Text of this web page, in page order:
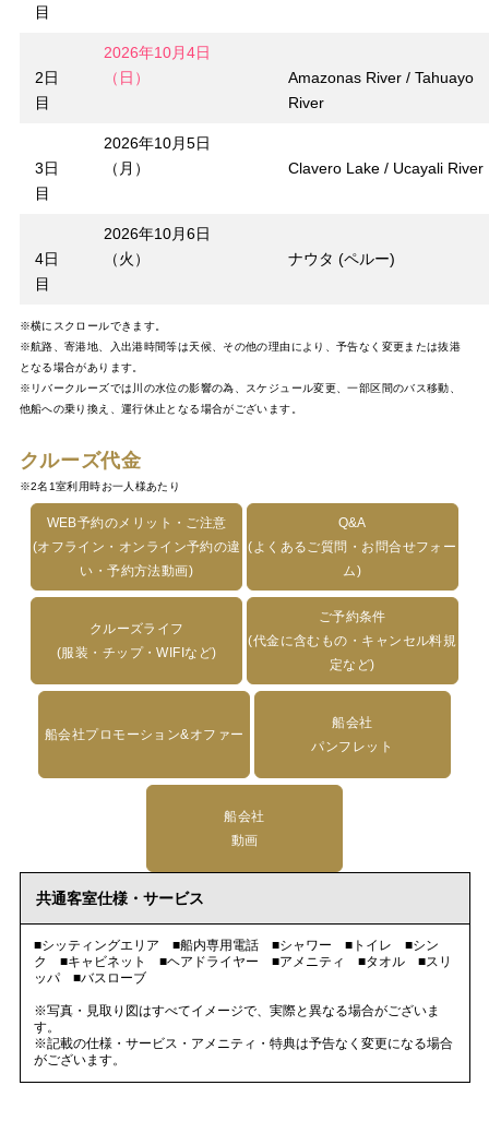
目
2日
目
2026年10月4日
（日）
Amazonas River / Tahuayo
River
3日
目
2026年10月5日
（月）
Clavero Lake / Ucayali River
4日
目
2026年10月6日
（火）
ナウタ (ペルー)
※横にスクロールできます。
※航路、寄港地、入出港時間等は天候、その他の理由により、予告なく変更または抜港
となる場合があります。
※リバークルーズでは川の水位の影響の為、スケジュール変更、一部区間のバス移動、
他船への乗り換え、運行休止となる場合がございます。
クルーズ代金
※2名1室利用時お一人様あたり
WEB予約のメリット・ご注意
(オフライン・オンライン予約の違
い・予約方法動画)
Q&A
(よくあるご質問・お問合せフォー
ム)
クルーズライフ
(服装・チップ・WIFIなど)
ご予約条件
(代金に含むもの・キャンセル料規
定など)
船会社プロモーション&オファー
船会社
パンフレット
船会社
動画
共通客室仕様・サービス
■シッティングエリア ■船内専用電話 ■シャワー ■トイレ ■シン
ク ■キャビネット ■ヘアドライヤー ■アメニティ ■タオル ■スリ
ッパ ■バスローブ
※写真・見取り図はすべてイメージで、実際と異なる場合がございま
す。
※記載の仕様・サービス・アメニティ・特典は予告なく変更になる場合
がございます。